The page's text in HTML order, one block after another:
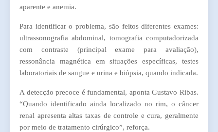
aparente e anemia.
Para identificar o problema, são feitos diferentes exames:
ultrassonografia abdominal, tomografia computadorizada
com contraste (principal exame para avaliação),
ressonância magnética em situações específicas, testes
laboratoriais de sangue e urina e biópsia, quando indicada.
A detecção precoce é fundamental, aponta Gustavo Ribas.
“Quando identificado ainda localizado no rim, o câncer
renal apresenta altas taxas de controle e cura, geralmente
por meio de tratamento cirúrgico”, reforça.